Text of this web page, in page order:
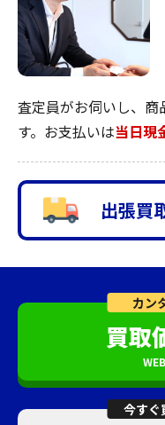
査定員がお伺いし、商
す。お支払いは当日現
出張買
カン
買取
今すぐ